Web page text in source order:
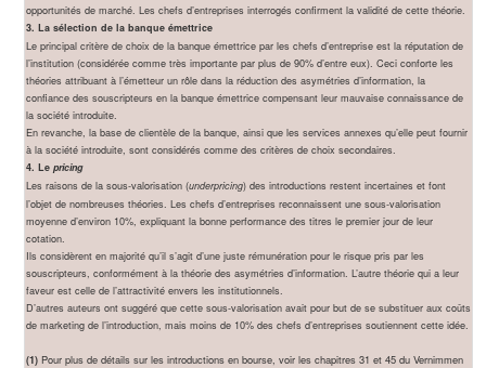
opportunités de marché. Les chefs d’entreprises interrogés confirment la validité de cette théorie.
3. La sélection de la banque émettrice
Le principal critère de choix de la banque émettrice par les chefs d’entreprise est la réputation de
l’institution (considérée comme très importante par plus de 90% d’entre eux). Ceci conforte les
théories attribuant à l’émetteur un rôle dans la réduction des asymétries d’information, la
confiance des souscripteurs en la banque émettrice compensant leur mauvaise connaissance de
la société introduite.
En revanche, la base de clientèle de la banque, ainsi que les services annexes qu’elle peut fournir
à la société introduite, sont considérés comme des critères de choix secondaires.
4. Le pricing
Les raisons de la sous-valorisation (underpricing) des introductions restent incertaines et font
l’objet de nombreuses théories. Les chefs d’entreprises reconnaissent une sous-valorisation
moyenne d’environ 10%, expliquant la bonne performance des titres le premier jour de leur
cotation.
Ils considèrent en majorité qu’il s’agit d’une juste rémunération pour le risque pris par les
souscripteurs, conformément à la théorie des asymétries d’information. L’autre théorie qui a leur
faveur est celle de l’attractivité envers les institutionnels.
D’autres auteurs ont suggéré que cette sous-valorisation avait pour but de se substituer aux coûts
de marketing de l’introduction, mais moins de 10% des chefs d’entreprises soutiennent cette idée.
(1) Pour plus de détails sur les introductions en bourse, voir les chapitres 31 et 45 du Vernimmen